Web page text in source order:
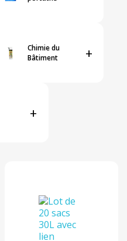
Chimie du
Bâtiment
+
+